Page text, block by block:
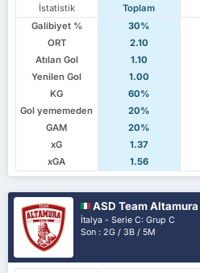
İstatistik Toplam
Galibiyet %
30%
ORT
2.10
Atılan Gol
1.10
Yenilen Gol
1.00
KG
60%
Gol yememeden
20%
GAM
20%
xG
1.37
xGA
1.56
ASD Team Altamura
İtalya - Serie C: Grup C
Son : 2G / 3B / 5M